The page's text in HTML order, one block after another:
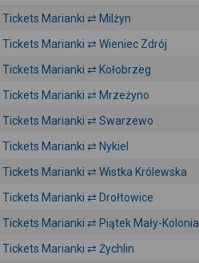
Tickets Marianki ⇄ Milżyn
Tickets Marianki ⇄ Wieniec Zdrój
Tickets Marianki ⇄ Kołobrzeg
Tickets Marianki ⇄ Mrzeżyno
Tickets Marianki ⇄ Swarzewo
Tickets Marianki ⇄ Nykiel
Tickets Marianki ⇄ Wistka Królewska
Tickets Marianki ⇄ Drołtowice
Tickets Marianki ⇄ Piątek Mały-Kolonia
Tickets Marianki ⇄ Żychlin